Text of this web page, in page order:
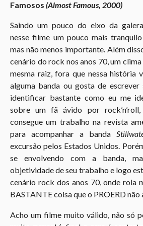
Famosos (Almost Famous, 2000)
Saindo um pouco do eixo da
nesse filme um pouco mais
mas não menos importante. Além
cenário do rock nos anos 70, um
mesma raiz, fora que nessa história
alguma banda ou gosta de escrever
identificar bastante como eu me
sobre um fã ávido por rock’n’roll,
consegue um trabalho na revista
para acompanhar a banda
excursão pelos Estados Unidos.
se envolvendo com a banda,
objetividade de seu trabalho e logo
cenário rock dos anos 70, onde rola
BASTANTE coisa que o PROERD não
Acho um filme muito válido, não só